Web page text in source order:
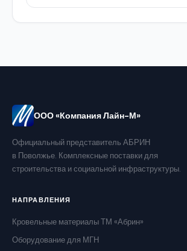
ООО «Компания Лайн-М»
Официальный представитель АБРИН
в Поволжье. Комплексные поставки для
строительства и социальной инфраструктуры.
НАПРАВЛЕНИЯ
Кровельные материалы ТМ «Абрин»
Оборудование для МГН